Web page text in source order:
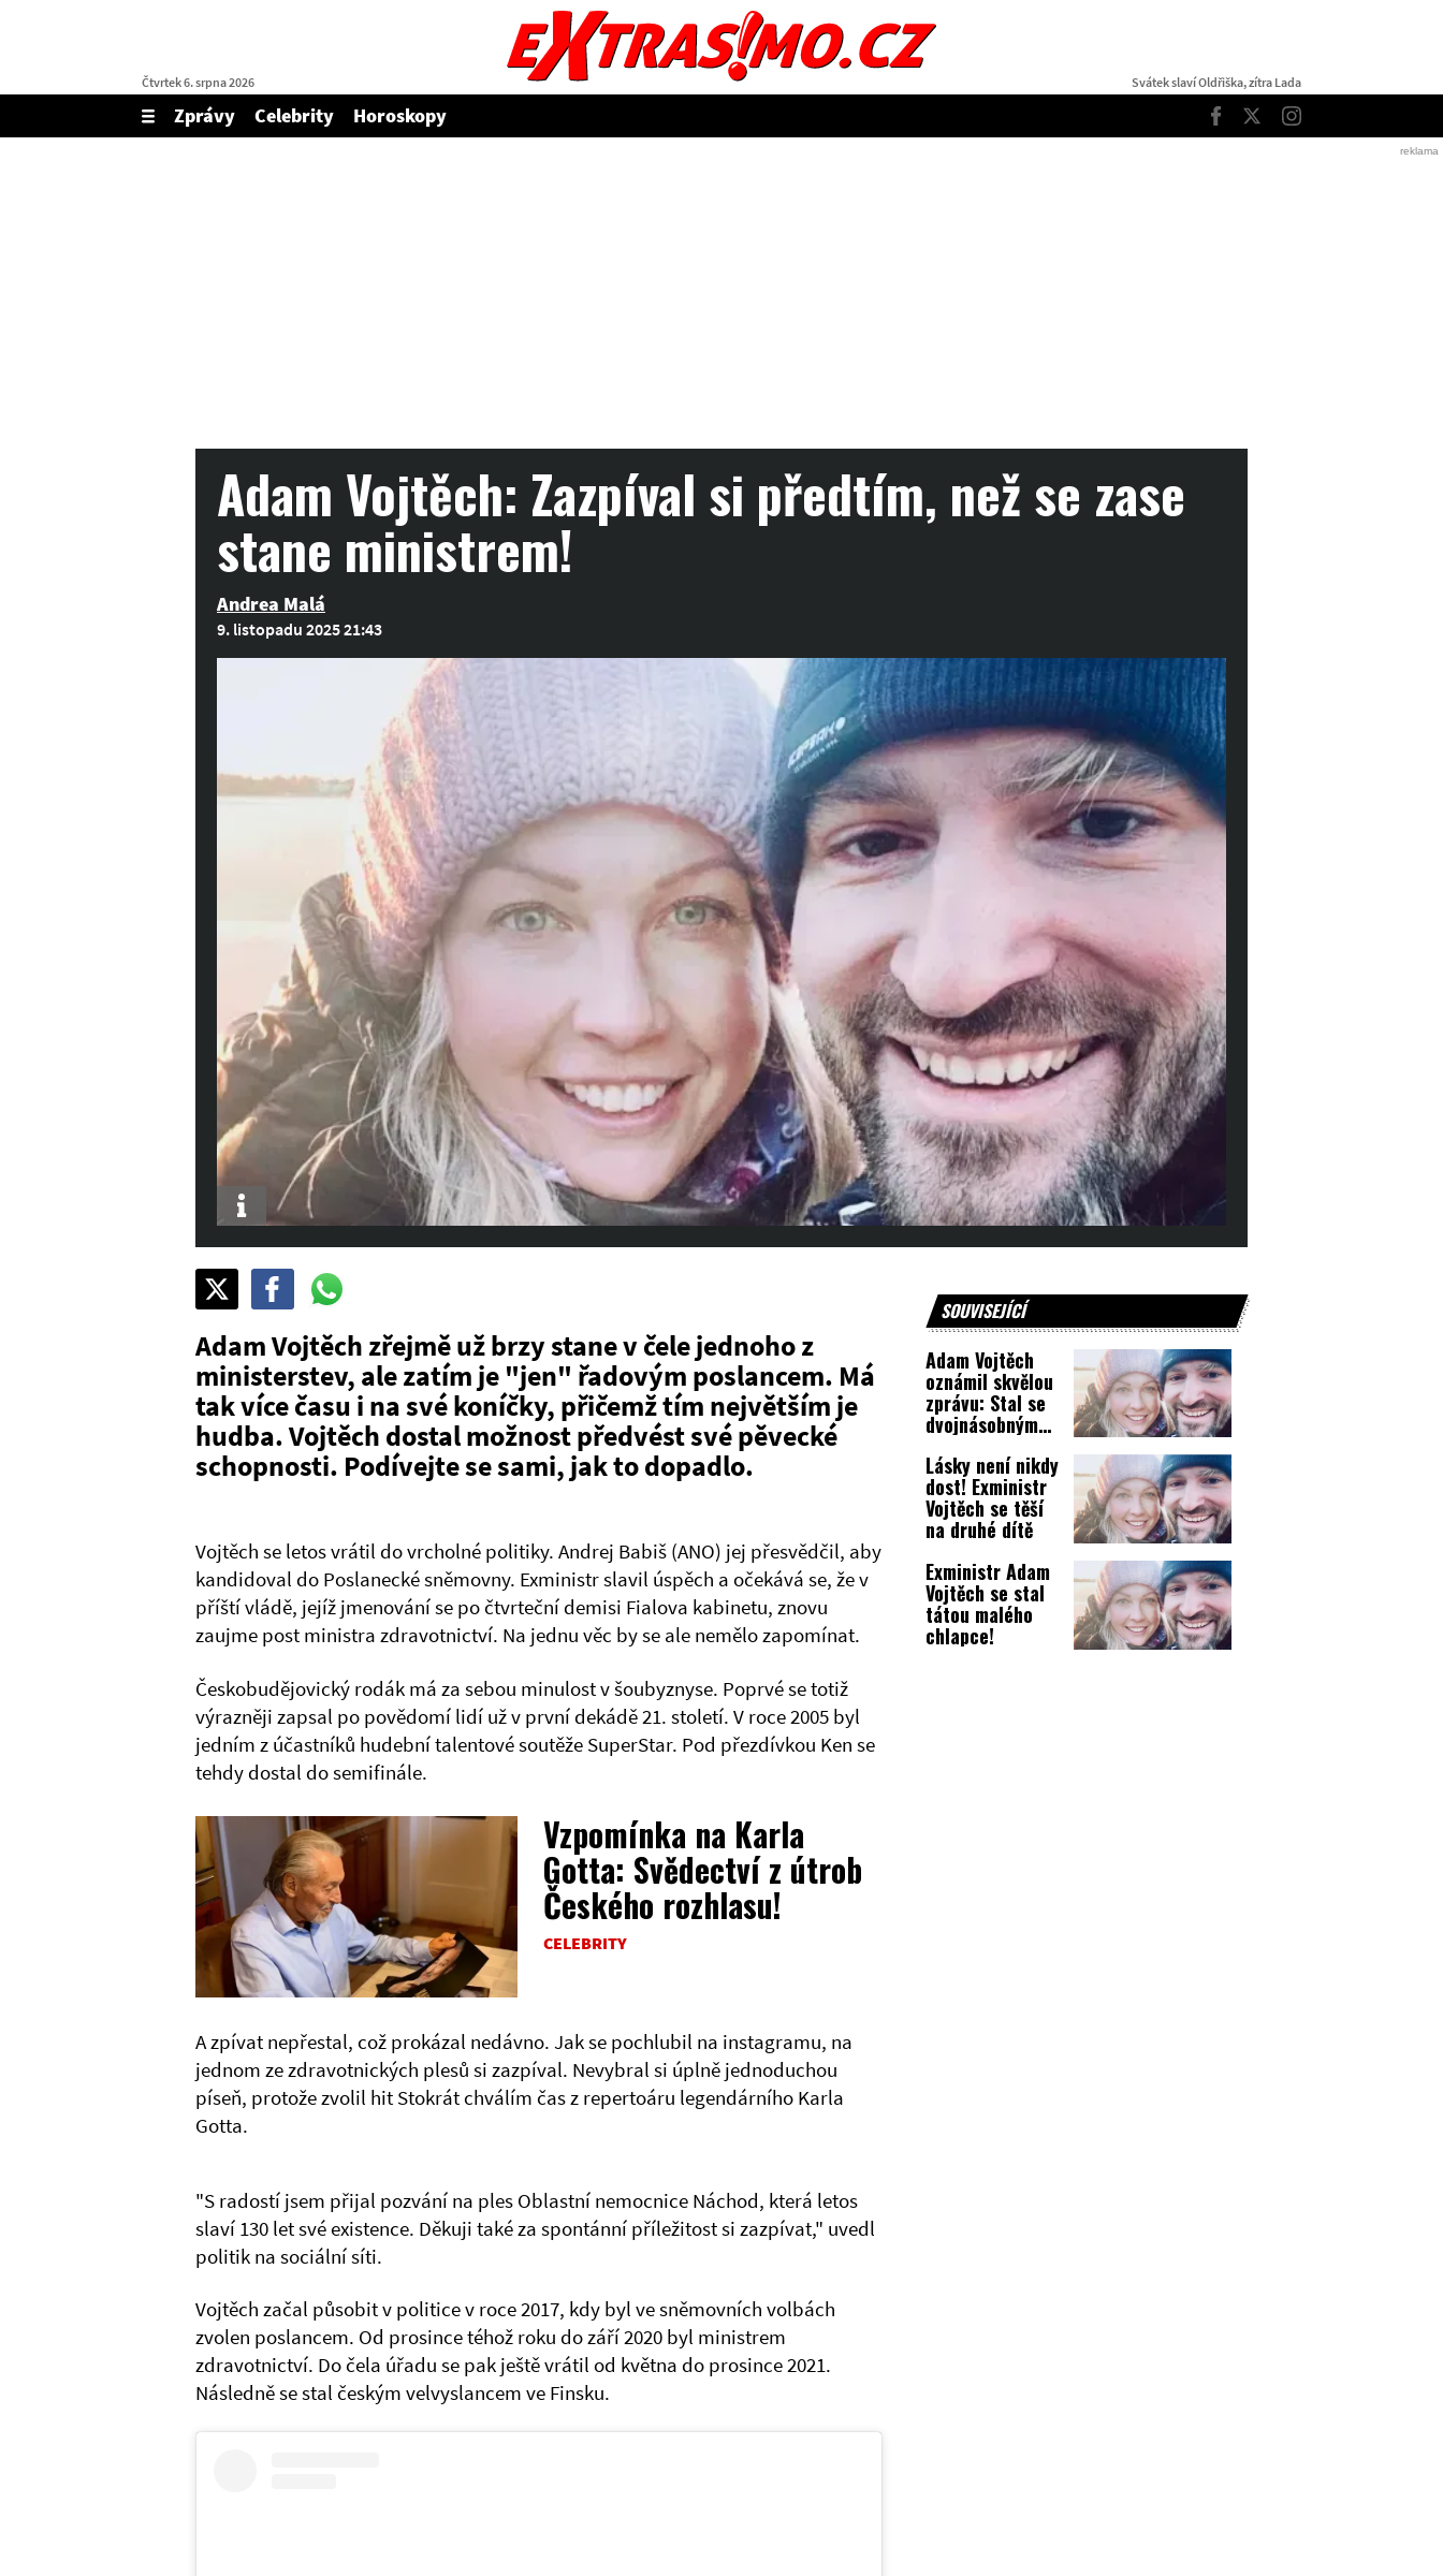
Čtvrtek 6. srpna 2026 Svátek slaví Oldřiška, zítra Lada
Zobrazit/skrýt
menu
Zprávy Celebrity
Horoskopy
Facebook
TwitterInstagram
Adam Vojtěch: Zazpíval si předtím, než se zase
stane ministrem!
Andrea Malá
9. listopadu 2025 21:43
Info
Pošli
na
X
Pošli
na
FacebookWhatsAppu
Adam Vojtěch zřejmě už brzy stane v čele jednoho z
ministerstev, ale zatím je "jen" řadovým poslancem. Má
tak více času i na své koníčky, přičemž tím největším je
hudba. Vojtěch dostal možnost předvést své pěvecké
schopnosti. Podívejte se sami, jak to dopadlo.
Vojtěch se letos vrátil do vrcholné politiky. Andrej Babiš (ANO) jej přesvědčil, aby
kandidoval do Poslanecké sněmovny. Exministr slavil úspěch a očekává se, že v
příští vládě, jejíž jmenování se po čtvrteční demisi Fialova kabinetu, znovu
zaujme post ministra zdravotnictví. Na jednu věc by se ale nemělo zapomínat.
Českobudějovický rodák má za sebou minulost v šoubyznyse. Poprvé se totiž
výrazněji zapsal po povědomí lidí už v první dekádě 21. století. V roce 2005 byl
jedním z účastníků hudební talentové soutěže SuperStar. Pod přezdívkou Ken se
tehdy dostal do semifinále.
Vzpomínka na Karla
Gotta: Svědectví z útrob
Českého rozhlasu!
CELEBRITY
A zpívat nepřestal, což prokázal nedávno. Jak se pochlubil na instagramu, na
jednom ze zdravotnických plesů si zazpíval. Nevybral si úplně jednoduchou
píseň, protože zvolil hit Stokrát chválím čas z repertoáru legendárního Karla
Gotta.
"S radostí jsem přijal pozvání na ples Oblastní nemocnice Náchod, která letos
slaví 130 let své existence. Děkuji také za spontánní příležitost si zazpívat," uvedl
politik na sociální síti.
Vojtěch začal působit v politice v roce 2017, kdy byl ve sněmovních volbách
zvolen poslancem. Od prosince téhož roku do září 2020 byl ministrem
zdravotnictví. Do čela úřadu se pak ještě vrátil od května do prosince 2021.
Následně se stal českým velvyslancem ve Finsku.
SOUVISEJÍCÍ
Adam Vojtěch
oznámil skvělou
zprávu: Stal se
dvojnásobným
Lásky není nikdy
dost! Exministr
Vojtěch se těší
na druhé dítě
Exministr Adam
Vojtěch se stal
tátou malého
chlapce!